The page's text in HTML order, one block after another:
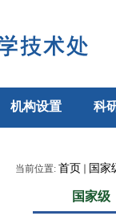
机构设置 科
当前位置: 首页 国家
国家级